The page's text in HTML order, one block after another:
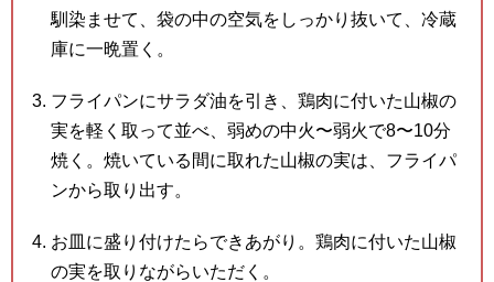
馴染ませて、袋の中の空気をしっかり抜いて、冷蔵
庫に一晩置く。
フライパンにサラダ油を引き、鶏肉に付いた山椒の
実を軽く取って並べ、弱めの中火〜弱火で8〜10分
焼く。焼いている間に取れた山椒の実は、フライパ
ンから取り出す。
お皿に盛り付けたらできあがり。鶏肉に付いた山椒
の実を取りながらいただく。